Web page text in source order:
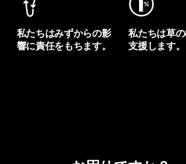
私たちはみずからの影
響に責任をもちます。
私たちは草
支援します。